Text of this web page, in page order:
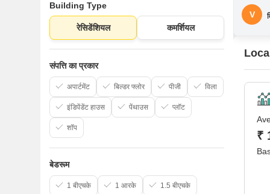
V
₹
Building Type
रेसिडेंशियल कमर्शियल
संपत्ति का प्रकार
अपार्टमेंट बिल्डर फ्लोर पीजी विला
इंडिपेंडेंट हाउस पेंथाउस प्लॉट
शॉप
बेडरूम
1 बीएचके 1 आरके 1.5 बीएचके